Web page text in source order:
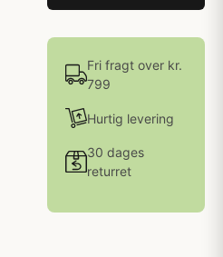
Fri fragt over kr.
799
Hurtig levering
30 dages
returret